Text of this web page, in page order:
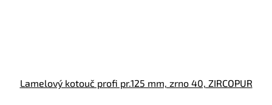
Lamelový kotouč profi pr.125 mm, zrno 40, ZIRCOPUR